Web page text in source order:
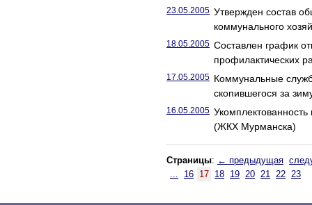
23.05.2005 Утвержден состав
коммунального
18.05.2005 Составлен график
профилактических
17.05.2005 Коммунальные
скопившегося за
16.05.2005
(ЖКХ Мурманска)
Страницы: ← предыдущая
...
16 17 18 19 20 21 22 23